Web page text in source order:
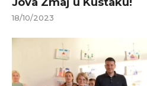
18/10/2023